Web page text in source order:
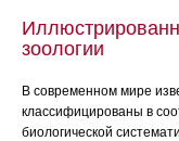
зоологии
В современном мире
классифицированы в
биологической